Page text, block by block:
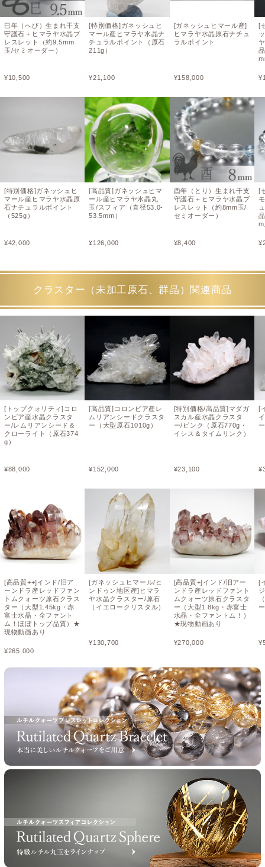
巳年（へび）生まれ干支
守護石＋ヒマラヤ水晶ブ
レスレット（約9.5mm
玉/セミオーダー）
¥10,500
[特別価格]ガネッシュヒ
マール産ヒマラヤ水晶原
石ナチュラルポイント
（525g）
¥42,000
[特別価格]ガネッシュヒ
マール産ヒマラヤ水晶ナ
チュラルポイント（原石
211g）
¥21,100
[高品質]ガネッシュヒマ
ール産ヒマラヤ水晶丸
玉/スフィア（直径53.0-
53.5mm）
¥126,000
[ガネッシュヒマール産]
ヒマラヤ水晶原石ナチュ
ラルポイント
¥158,000
酉年（とり）生まれ干支
守護石＋ヒマラヤ水晶ブ
レスレット（約8mm玉/
セミオーダー）
¥8,400
[
¥
[
¥
クラスター（未加工原石、群晶）関連商品
[トップクォリティ]コロ
ンビア産水晶クラスタ
ー/レムリアンシード＆
クローライト（原石374
g）
¥88,000
[高品質++]インド/旧ア
ーンドラ産レッドファン
トムクォーツ原石クラス
ター（大型1.45kg・赤
富士水晶・全ファント
ム！ほぼトップ品質）★
現物動画あり
¥265,000
[高品質]コロンビア産レ
ムリアンシードクラスタ
ー（大型原石1010g）
¥152,000
[ガネッシュヒマール/ヒ
ンドゥン地区産]ヒマラ
ヤ水晶クラスター/原石
（イエロークリスタル）
¥130,700
[特別価格/高品質]マダガ
スカル産水晶クラスタ
ー/ピンク（原石770g・
イシス＆タイムリンク）
¥23,100
[高品質+]インド/旧アー
ンドラ産レッドファント
ムクォーツ原石クラスタ
ー（大型1.8kg・赤富士
水晶・全ファントム！）
★現物動画あり
¥270,000
[
¥
[
¥